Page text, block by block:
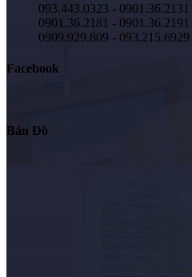
093.443.0323 -
0901.36.2181 -
0909.929.809 -
Facebook
Bản Đồ